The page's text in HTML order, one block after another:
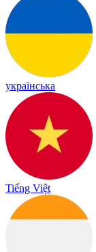
українська
Tiếng Việt